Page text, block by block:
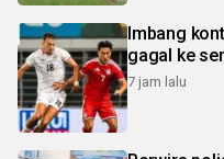
Imbang
gagal ke
7 jam lalu